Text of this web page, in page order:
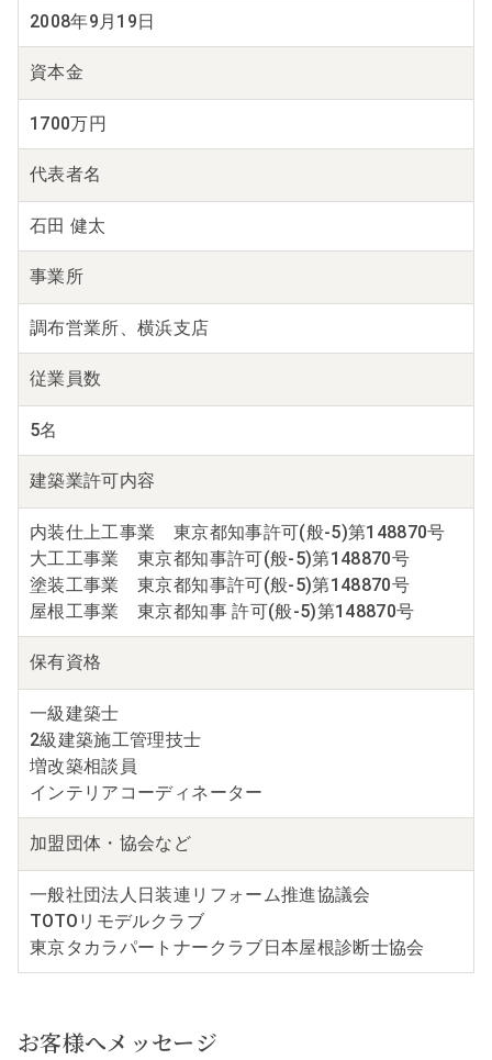
2008年9月19日
資本金
1700万円
代表者名
石田 健太
事業所
調布営業所、横浜支店
従業員数
5名
建築業許可内容
内装仕上工事業 東京都知事許可(般-5)第148870号
大工工事業 東京都知事許可(般-5)第148870号
塗装工事業 東京都知事許可(般-5)第148870号
屋根工事業 東京都知事 許可(般-5)第148870号
保有資格
一級建築士
2級建築施工管理技士
増改築相談員
インテリアコーディネーター
加盟団体・ 協会など
一般社団法人日装連リフォーム推進協議会
TOTOリモデルクラブ
東京タカラパートナークラブ日本屋根診断士協会
お客様へメッセージ